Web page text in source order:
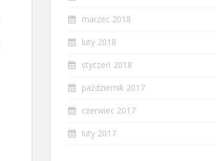
marzec 2018
luty 2018
styczeń 2018
październik 2017
czerwiec 2017
luty 2017